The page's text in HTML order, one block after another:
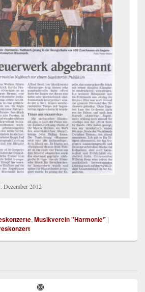
Dezember 2012
, Musikverein "Harmonie" |
Instagram